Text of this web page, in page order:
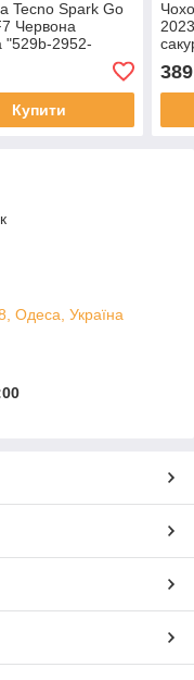
Tecno Spark Go
Червона
"529b-2952-
Купити
389
Одеса, Україна